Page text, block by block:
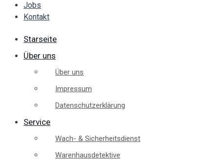
Jobs
Kontakt
Starseite
Über uns
Über uns
Impressum
Datenschutzerklärung
Service
Wach- & Sicherheitsdienst
Warenhausdetektive